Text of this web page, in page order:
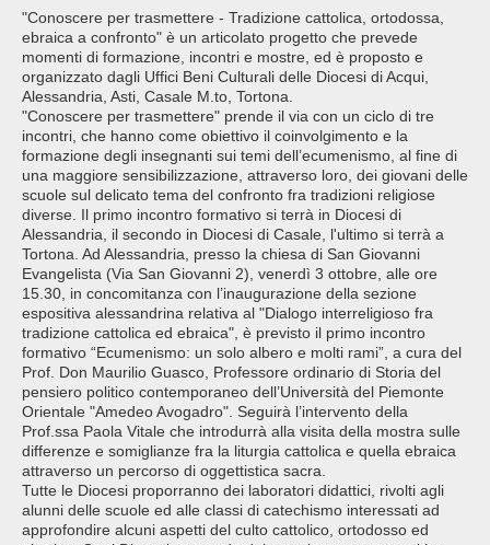
CONTACTS
PRESS
"Conoscere per trasmettere - Tradizione cattolica, ortodossa,
ebraica a confronto" è un articolato progetto che prevede
momenti di formazione, incontri e mostre, ed è proposto e
organizzato dagli Uffici Beni Culturali delle Diocesi di Acqui,
Alessandria, Asti, Casale M.to, Tortona.
"Conoscere per trasmettere" prende il via con un ciclo di tre
incontri, che hanno come obiettivo il coinvolgimento e la
formazione degli insegnanti sui temi dell’ecumenismo, al fine di
una maggiore sensibilizzazione, attraverso loro, dei giovani delle
scuole sul delicato tema del confronto fra tradizioni religiose
diverse. Il primo incontro formativo si terrà in Diocesi di
Alessandria, il secondo in Diocesi di Casale, l'ultimo si terrà a
Tortona. Ad Alessandria, presso la chiesa di San Giovanni
Evangelista (Via San Giovanni 2), venerdì 3 ottobre, alle ore
15.30, in concomitanza con l’inaugurazione della sezione
espositiva alessandrina relativa al "Dialogo interreligioso fra
tradizione cattolica ed ebraica", è previsto il primo incontro
formativo “Ecumenismo: un solo albero e molti rami”, a cura del
Prof. Don Maurilio Guasco, Professore ordinario di Storia del
pensiero politico contemporaneo dell’Università del Piemonte
Orientale "Amedeo Avogadro". Seguirà l’intervento della
Prof.ssa Paola Vitale che introdurrà alla visita della mostra sulle
differenze e somiglianze fra la liturgia cattolica e quella ebraica
attraverso un percorso di oggettistica sacra.
Tutte le Diocesi proporranno dei laboratori didattici, rivolti agli
alunni delle scuole ed alle classi di catechismo interessati ad
approfondire alcuni aspetti del culto cattolico, ortodosso ed